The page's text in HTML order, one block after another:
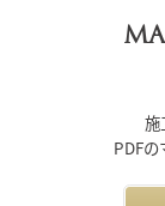
施
PDFの